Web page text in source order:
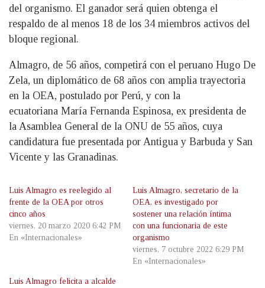
del organismo. El ganador será quien obtenga el
respaldo de al menos 18 de los 34 miembros activos del
bloque regional.
Almagro, de 56 años, competirá con el peruano Hugo De
Zela, un diplomático de 68 años con amplia trayectoria
en la OEA, postulado por Perú, y con la
ecuatoriana María Fernanda Espinosa, ex presidenta de
la Asamblea General de la ONU de 55 años, cuya
candidatura fue presentada por Antigua y Barbuda y San
Vicente y las Granadinas.
Luis Almagro es reelegido al
frente de la OEA por otros
cinco años
viernes, 20 marzo 2020 6:42 PM
En «Internacionales»
Luis Almagro, secretario de la
OEA, es investigado por
sostener una relación íntima
con una funcionaria de este
organismo
viernes, 7 octubre 2022 6:29 PM
En «Internacionales»
Luis Almagro felicita a alcalde